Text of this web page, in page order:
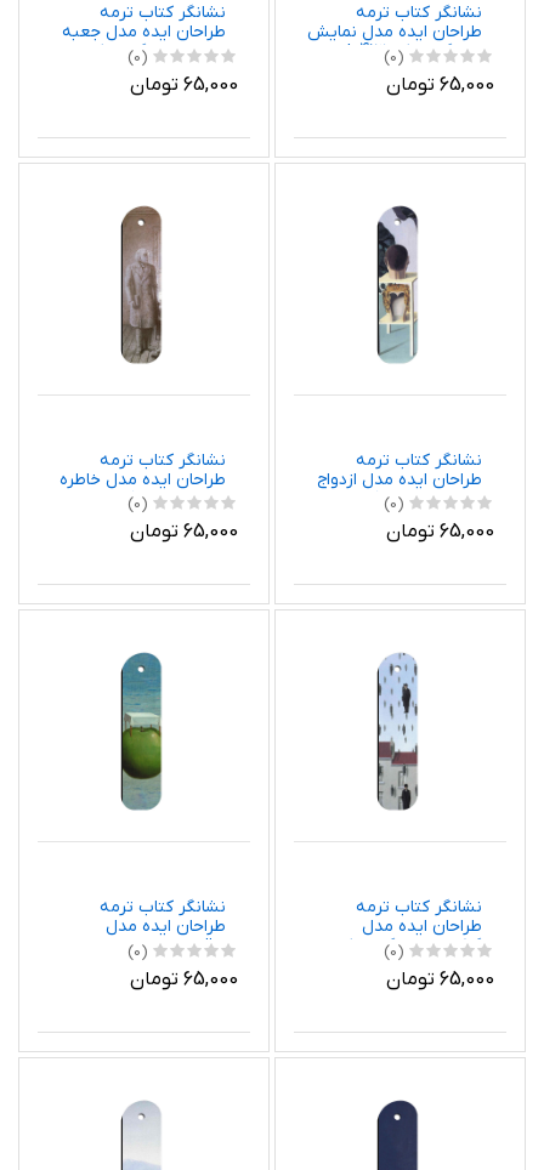
نشانگر کتاب ترمه
طراحان ایده مدل نمایش
از ماگریت کد art0413
(0)
65,000 تومان
نشانگر کتاب ترمه
طراحان ایده مدل جعبه
پاندورا از ماگریت کد
art0406
(0)
65,000 تومان
نشانگر کتاب ترمه
طراحان ایده مدل ازدواج
نیمه شب از ماگریت کد
art0400
(0)
65,000 تومان
نشانگر کتاب ترمه
طراحان ایده مدل خاطره
یک سفر از ماگریت کد
art0395
(0)
65,000 تومان
نشانگر کتاب ترمه
طراحان ایده مدل
گلکوندا از ماگریت کد
art0378
(0)
65,000 تومان
نشانگر کتاب ترمه
طراحان ایده مدل
واقعیت های خوب از
ماگریت کد art0377
(0)
65,000 تومان